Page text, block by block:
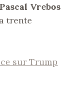
Pascal Vrebos
trente
sur Trump